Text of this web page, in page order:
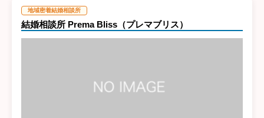
地域密着結婚相談所
結婚相談所 Prema Bliss（プレマブリス）